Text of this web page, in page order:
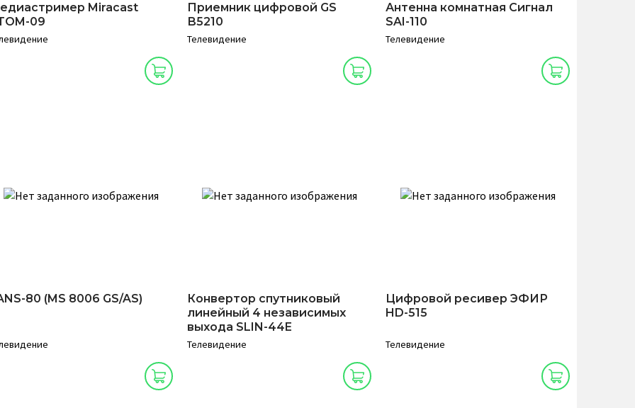
Miracast
09
Приемник цифровой GS
В5210
Телевидение
Антенна комнатная Сигнал
SAI-110
Телевидение
80 (MS 8006 GS/AS)
Конвертор спутниковый
линейный 4 независимых
выхода SLIN-44E
Телевидение
Цифровой ресивер ЭФИР
HD-515
Телевидение